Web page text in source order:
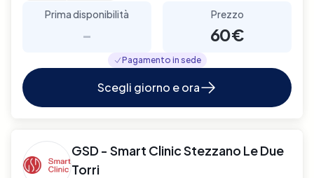
Prima disponibilità
-
Prezzo
60€
Pagamento in sede
Scegli giorno e ora
GSD - Smart Clinic Stezzano Le Due
Torri